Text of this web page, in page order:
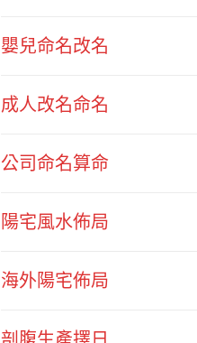
嬰兒命名改名
成人改名命名
公司命名算命
陽宅風水佈局
海外陽宅佈局